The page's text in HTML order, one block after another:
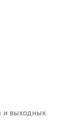
и выходных